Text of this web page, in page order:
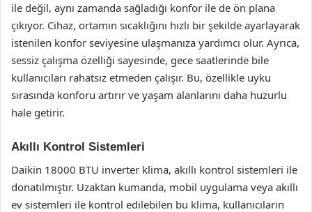
ile değil, aynı zamanda sağladığı konfor ile de ön plana
çıkıyor. Cihaz, ortamın sıcaklığını hızlı bir şekilde ayarlayarak
istenilen konfor seviyesine ulaşmanıza yardımcı olur. Ayrıca,
sessiz çalışma özelliği sayesinde, gece saatlerinde bile
kullanıcıları rahatsız etmeden çalışır. Bu, özellikle uyku
sırasında konforu artırır ve yaşam alanlarını daha huzurlu
hale getirir.
Akıllı Kontrol Sistemleri
Daikin 18000 BTU inverter klima, akıllı kontrol sistemleri ile
donatılmıştır. Uzaktan kumanda, mobil uygulama veya akıllı
ev sistemleri ile kontrol edilebilen bu klima, kullanıcıların